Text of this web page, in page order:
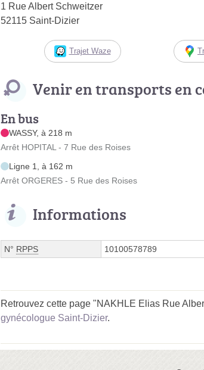
1 Rue Albert Schweitzer
52115 Saint-Dizier
Trajet Waze
Venir en transports en
En bus
WASSY, à 218 m
Arrêt HOPITAL - 7 Rue des Roises
Ligne 1, à 162 m
Arrêt ORGERES - 5 Rue des Roises
Informations
N° RPPS 10100578789
Retrouvez cette page "NAKHLE Elias Rue
gynécologue Saint-Dizier.